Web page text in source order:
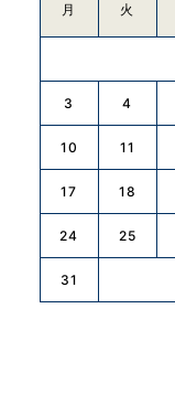
月 火
3 4
10 11
17 18
24 25
31